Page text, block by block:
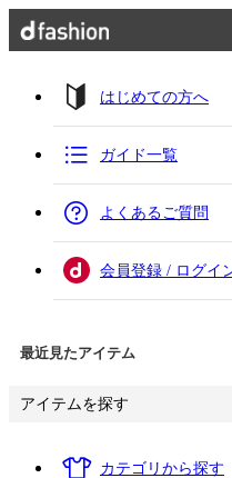
はじめての方へ
ガイド一覧
よくあるご質問
会員登録 / ログイ
最近見たアイテム
アイテムを探す
カテゴリから探す